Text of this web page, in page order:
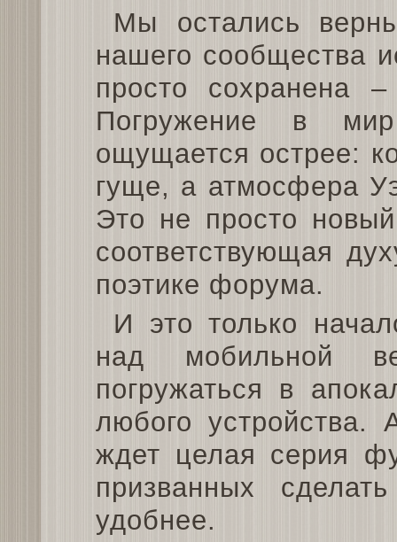
Мы остались
нашего сообщества
просто сохранена
Погружение в
ощущается острее:
гуще, а атмосфера
Это не просто
соответствующая
поэтике форума.
И это только
над мобильной
погружаться в
любого
ждет целая серия
призванных
удобнее.